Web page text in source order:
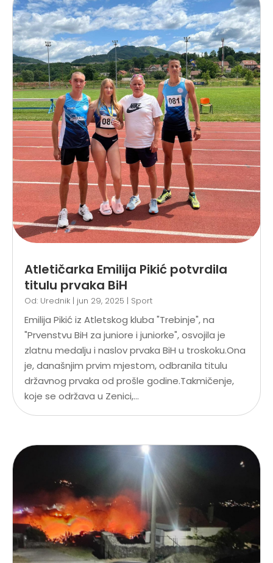
Atletičarka Emilija Pikić potvrdila
titulu prvaka BiH
Od: Urednik | jun 29, 2025 | Sport
Emilija Pikić iz Atletskog kluba "Trebinje", na
"Prvenstvu BiH za juniore i juniorke", osvojila je
zlatnu medalju i naslov prvaka BiH u troskoku.Ona
je, današnjim prvim mjestom, odbranila titulu
državnog prvaka od prošle godine.Takmičenje,
koje se održava u Zenici,...